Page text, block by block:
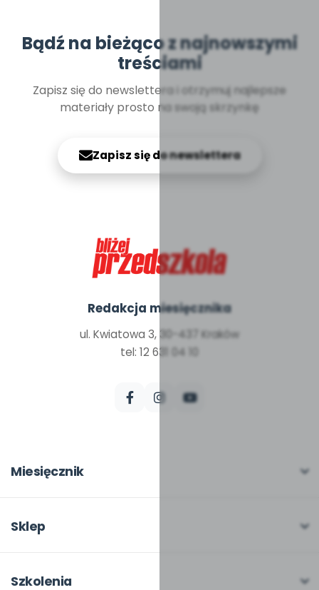
Bądź na bieżąco z najnowszymi
treściami
Zapisz się do newslettera i otrzymuj najlepsze
materiały prosto na swoją skrzynkę
Zapisz się do newslettera
Redakcja miesięcznika
ul. Kwiatowa 3, 30-437 Kraków
tel: 12 631 04 10
Miesięcznik
W numerze
Pomoce dydaktyczne
Sklep
Moje zakupy
Szkolenia